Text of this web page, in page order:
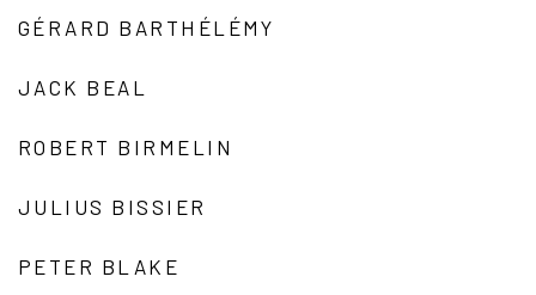
GÉRARD BARTHÉLÉMY
JACK BEAL
ROBERT BIRMELIN
JULIUS BISSIER
PETER BLAKE